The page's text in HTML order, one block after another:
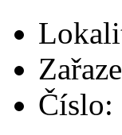
Číslo: